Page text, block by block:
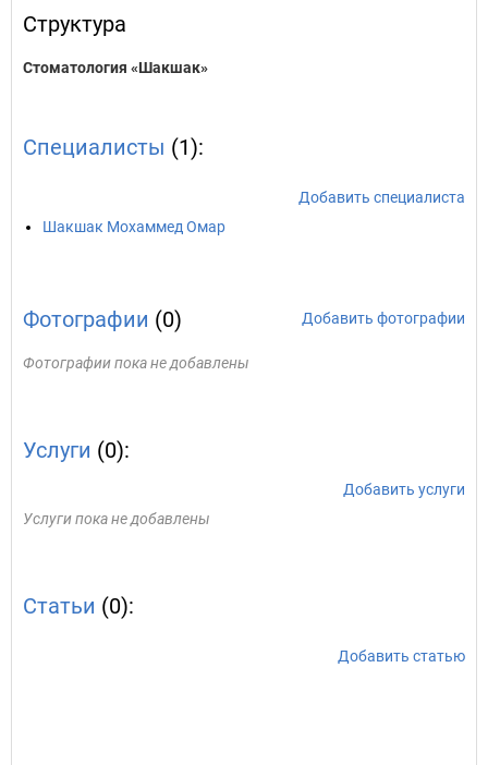
Структура
Стоматология «Шакшак»
Специалисты (1):
Добавить специалиста
Шакшак Мохаммед Омар
Фотографии (0) Добавить фотографии
Фотографии пока не добавлены
Услуги (0):
Добавить услуги
Услуги пока не добавлены
Статьи (0):
Добавить статью